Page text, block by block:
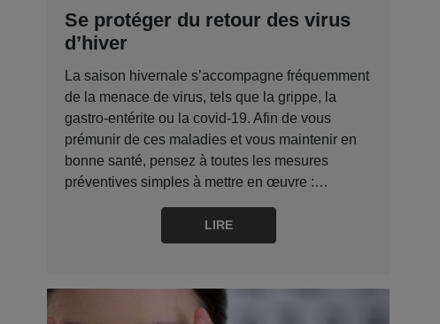
Se protéger du retour des virus
d’hiver
La saison hivernale s’accompagne fréquemment
de la menace de virus, tels que la grippe, la
gastro-entérite ou la covid-19. Afin de vous
prémunir de ces maladies et vous maintenir en
bonne santé, pensez à toutes les mesures
préventives simples à mettre en œuvre :…
LIRE